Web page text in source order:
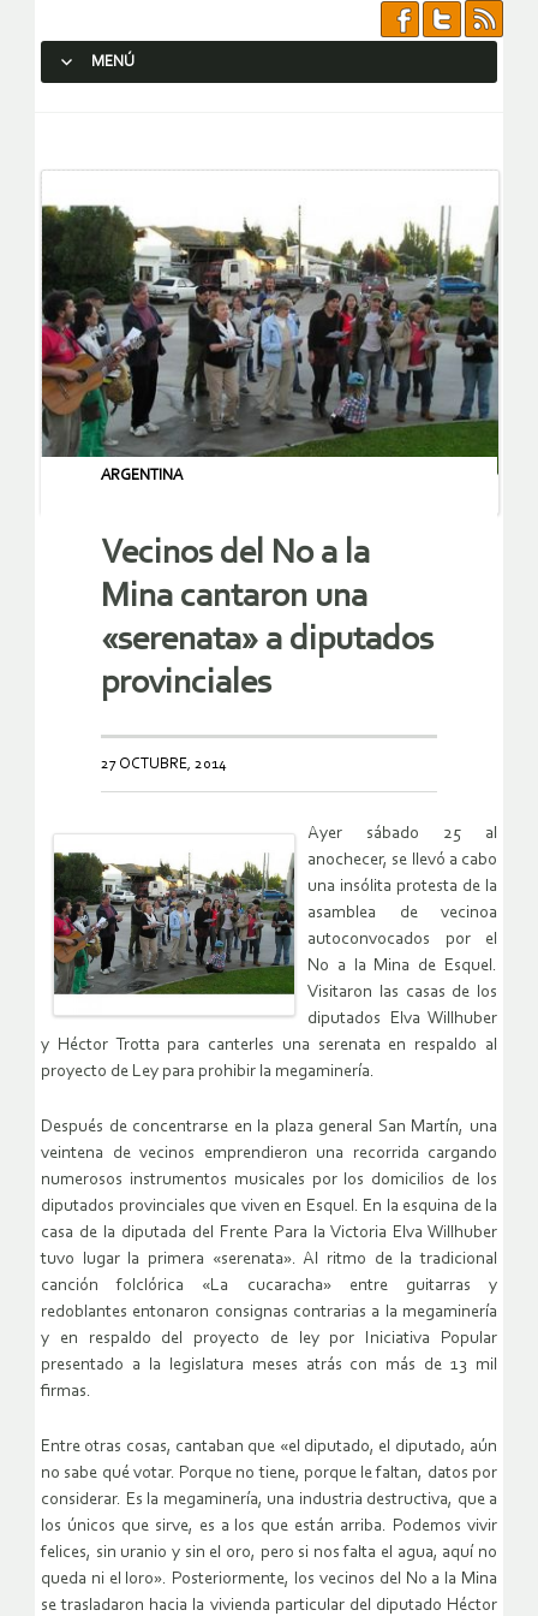
MENÚ
ARGENTINA
Vecinos del No a la
Mina cantaron una
«serenata» a diputados
provinciales
27 OCTUBRE, 2014
Ayer sábado 25 al
anochecer, se llevó a cabo
una insólita protesta de la
asamblea de vecinoa
autoconvocados por el
No a la Mina de Esquel.
Visitaron las casas de los
diputados Elva Willhuber
y Héctor Trotta para canterles una serenata en respaldo al
proyecto de Ley para prohibir la megaminería.
Después de concentrarse en la plaza general San Martín, una
veintena de vecinos emprendieron una recorrida cargando
numerosos instrumentos musicales por los domicilios de los
diputados provinciales que viven en Esquel. En la esquina de la
casa de la diputada del Frente Para la Victoria Elva Willhuber
tuvo lugar la primera «serenata». Al ritmo de la tradicional
canción folclórica «La cucaracha» entre guitarras y
redoblantes entonaron consignas contrarias a la megaminería
y en respaldo del proyecto de ley por Iniciativa Popular
presentado a la legislatura meses atrás con más de 13 mil
firmas.
Entre otras cosas, cantaban que «el diputado, el diputado, aún
no sabe qué votar. Porque no tiene, porque le faltan, datos por
considerar. Es la megaminería, una industria destructiva, que a
los únicos que sirve, es a los que están arriba. Podemos vivir
felices, sin uranio y sin el oro, pero si nos falta el agua, aquí no
queda ni el loro». Posteriormente, los vecinos del No a la Mina
se trasladaron hacia la vivienda particular del diputado Héctor